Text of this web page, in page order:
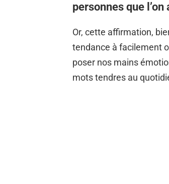
personnes que
Or, cette affirmation,
tendance à facilement
poser nos mains
mots tendres au